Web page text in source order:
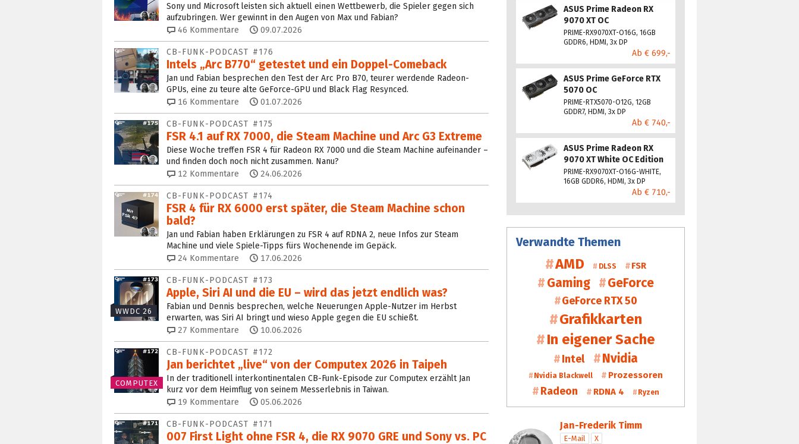
Sony und Microsoft leisten sich aktuell einen Wettbewerb, die Spieler gegen sich
aufzubringen. Wer gewinnt in den Augen von Max und Fabian?
46 Kommentare 09.07.2026
CB-FUNK-PODCAST #176
Intels „Arc B770“ getestet und ein Doppel-Comeback
Jan und Fabian besprechen den Test der Arc Pro B70, teurer werdende Radeon-
GPUs, eine zu teure alte GeForce-GPU und Black Flag Resynced.
16 Kommentare 01.07.2026
CB-FUNK-PODCAST #175
FSR 4.1 auf RX 7000, die Steam Machine und Arc G3 Extreme
Diese Woche treffen FSR 4 für Radeon RX 7000 und die Steam Machine aufeinander –
und finden doch noch nicht zusammen. Nanu?
12 Kommentare 24.06.2026
CB-FUNK-PODCAST #174
FSR 4 für RX 6000 erst später, die Steam Machine schon
bald?
Jan und Fabian haben Erklärungen zu FSR 4 auf RDNA 2, neue Infos zur Steam
Machine und viele Spiele-Tipps fürs Wochenende im Gepäck.
24 Kommentare 17.06.2026
WWDC 26
CB-FUNK-PODCAST #173
Apple, Siri AI und die EU – wird das jetzt endlich was?
Fabian und Dennis besprechen, welche Neuerungen Apple-Nutzer im Herbst
erwarten, was Siri AI bringt und wieso Apple gegen die EU schießt.
27 Kommentare 10.06.2026
COMPUTEX
CB-FUNK-PODCAST #172
Jan berichtet „live“ von der Computex 2026 in Taipeh
In der traditionell interkontinentalen CB-Funk-Episode zur Computex erzählt Jan
kurz vor dem Heimflug von seinem Messerlebnis in Taiwan.
19 Kommentare 05.06.2026
CB-FUNK-PODCAST #171
007 First Light ohne FSR 4, die RX 9070 GRE und Sony vs. PC
ASUS Prime Radeon RX
9070 XT OC
PRIME-RX9070XT-O16G, 16GB
GDDR6, HDMI, 3x DP
Ab € 699,-
ASUS Prime GeForce RTX
5070 OC
PRIME-RTX5070-O12G, 12GB
GDDR7, HDMI, 3x DP
Ab € 740,-
ASUS Prime Radeon RX
9070 XT White OC Edition
PRIME-RX9070XT-O16G-WHITE,
16GB GDDR6, HDMI, 3x DP
Ab € 710,-
Verwandte Themen
AMD DLSS FSR
Gaming GeForce
GeForce RTX 50
Grafikkarten
In eigener Sache
Intel Nvidia
Nvidia Blackwell Prozessoren
Radeon RDNA 4 Ryzen
Jan-Frederik Timm
E-Mail
X